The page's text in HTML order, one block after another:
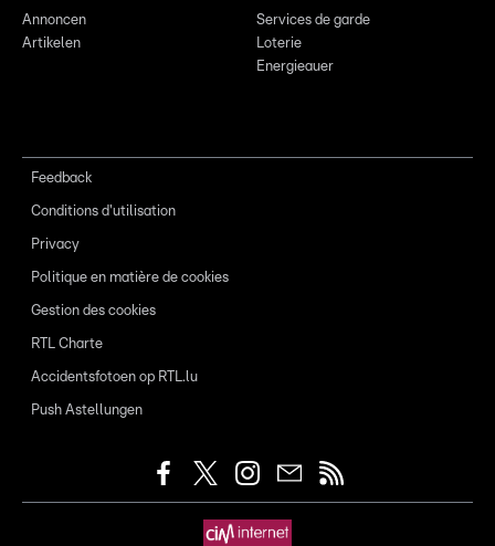
Annoncen
Artikelen
Services de garde
Loterie
Energieauer
Feedback
Conditions d'utilisation
Privacy
Politique en matière de cookies
Gestion des cookies
RTL Charte
Accidentsfotoen op RTL.lu
Push Astellungen